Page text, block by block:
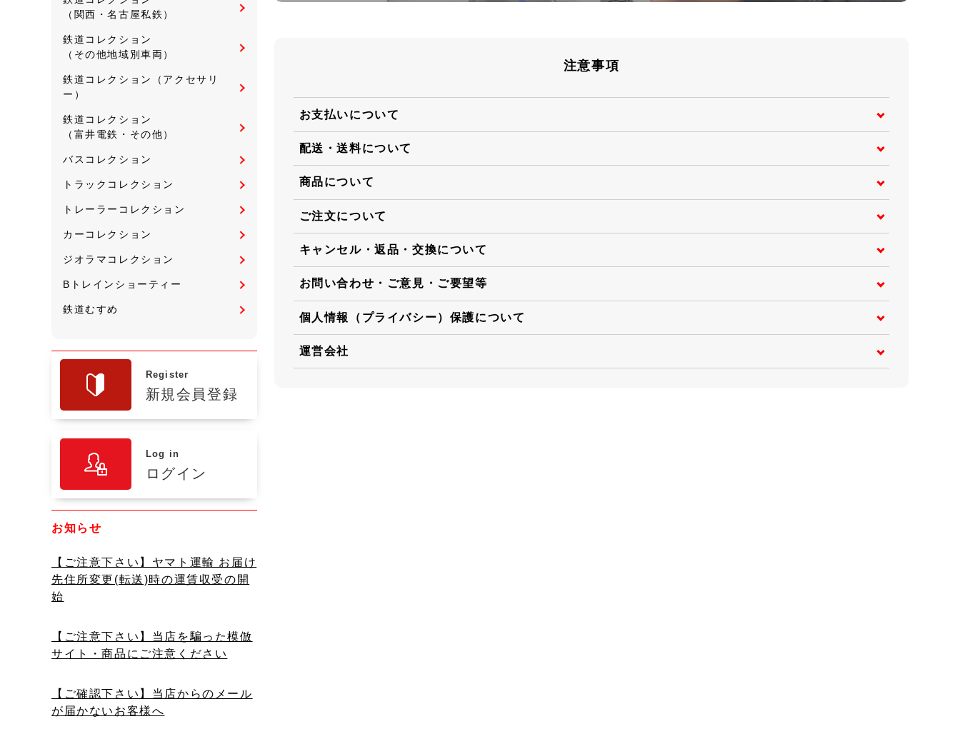
（関西・名古屋私鉄）
鉄道コレクション
（その他地域別車両）
鉄道コレクション（アクセサリ
ー）
鉄道コレクション
（富井電鉄・その他）
バスコレクション
トラックコレクション
トレーラーコレクション
カーコレクション
ジオラマコレクション
Bトレインショーティー
鉄道むすめ
Register
新規会員登録
Log in
ログイン
お知らせ
【ご注意下さい】ヤマト運輸 お届け
先住所変更(転送)時の運賃収受の開
始
【ご注意下さい】当店を騙った模倣
サイト・商品にご注意ください
【ご確認下さい】当店からのメール
が届かないお客様へ
注意事項
お支払いについて
配送・送料について
商品について
ご注文について
キャンセル・返品・交換について
お問い合わせ・ご意見・ご要望等
個人情報（プライバシー）保護について
運営会社